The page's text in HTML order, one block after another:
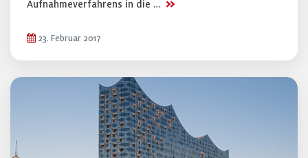
Aufnahmeverfahrens in die … >>
23. Februar 2017